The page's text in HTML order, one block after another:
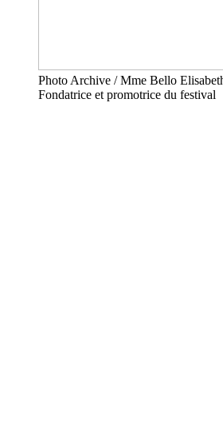
Photo Archive / Mme Bello
Fondatrice et promotrice du festival